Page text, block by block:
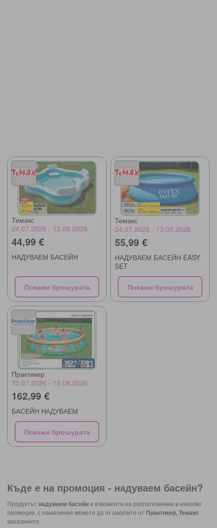
Темакс
24.07.2026 - 13.08.2026
44,99 €
НАДУВАЕМ БАСЕЙН
Покажи брошурата
Темакс
24.07.2026 - 13.08.2026
55,99 €
НАДУВАЕМ БАСЕЙН EASY
SET
Покажи брошурата
Практикер
30.07.2026 - 19.08.2026
162,99 €
БАСЕЙН НАДУВАЕМ
Покажи брошурата
Къде е на промоция - надуваем басейн?
Продуктът надуваем басейне в момента на разположение в няколко
промоции, с намаление можете да го закупите от Практикер, Темакс
магазините.